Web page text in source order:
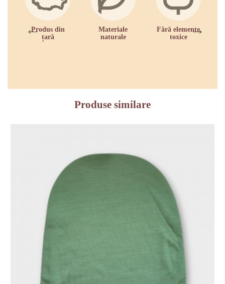
Produs din
țară
Materiale
naturale
Fără elemente
toxice
Produse similare